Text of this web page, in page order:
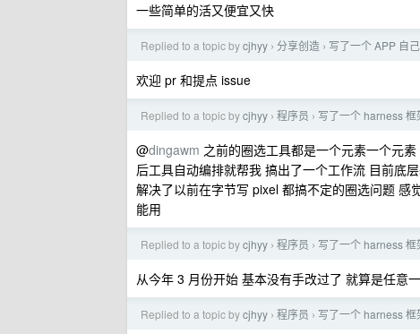
一些简单的活又便宜又快
Replied to a topic bycjhyy › 分享创造 › 写了一个 APP 自
欢迎 pr 和提点 issue
Replied to a topic bycjhyy › 程序员 › 写了一个 harness
@dingawm 之前的圈选工具都是一个元素一个元
后工具自动编排就帮我 搞出了一个工作流 目前底
解决了以前在字节写 pixel 都搞不定的圈选问题
能用
Replied to a topic bycjhyy › 程序员 › 写了一个 harness
从今年 3 月份开始 基本没有手改过了 就算是任意
Replied to a topic bycjhyy › 程序员 › 写了一个 harness